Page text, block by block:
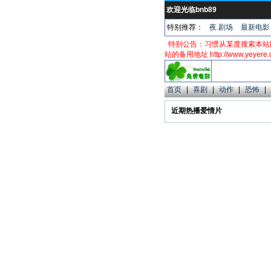
欢迎光临bnb89
特别推荐： 夜.剧场 最新电影
特别公告：习惯从某度搜索本
站的备用地址 http://
首页 | 喜剧 | 动作 | 恐怖 |
近期热播爱情片